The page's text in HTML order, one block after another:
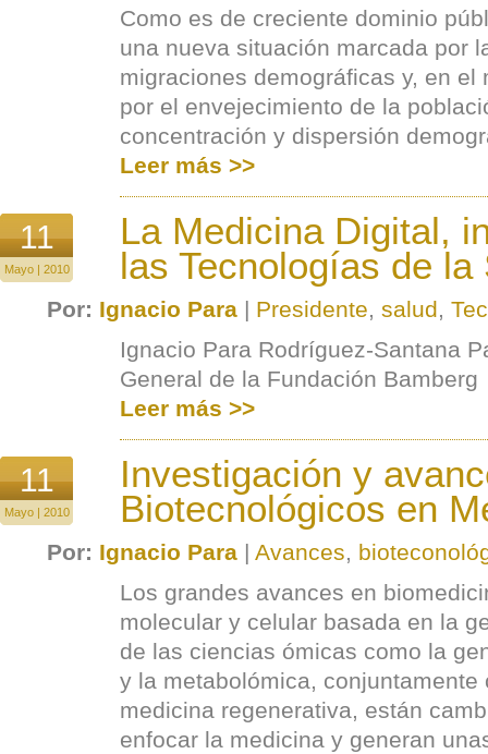
Como es de creciente dominio
una nueva situación marcada por
migraciones demográficas y, en el
por el envejecimiento de la
concentración y dispersión
Leer más >>
11
Mayo | 2010
La Medicina Digital,
las Tecnologías de la
Por: Ignacio Para | Presidente, salud,
Ignacio Para Rodríguez-Santana
General de la Fundación Bamberg
Leer más >>
11
Mayo | 2010
Investigación y
Biotecnológicos en
Por: Ignacio Para | Avances,
Los grandes avances en
molecular y celular basada en la
de las ciencias ómicas como la
y la metabolómica, conjuntamente
medicina regenerativa, están
enfocar la medicina y generan